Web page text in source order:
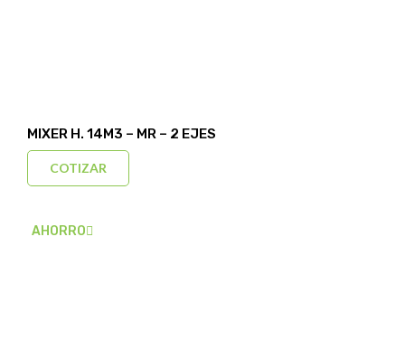
MIXER H. 14M3 – MR – 2 EJES
COTIZAR
AHORRO